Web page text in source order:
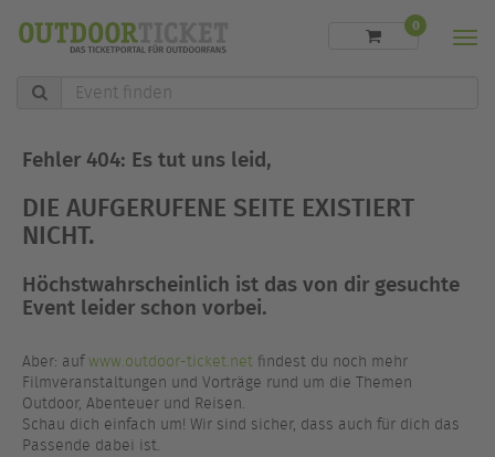
Event
finden
0
Fehler 404: Es tut uns leid,
DIE AUFGERUFENE SEITE EXISTIERT
NICHT.
Höchstwahrscheinlich ist das von dir gesuchte
Event leider schon vorbei.
Aber: aufwww.outdoor-ticket.net findest du noch mehr
Filmveranstaltungen und Vorträge rund um die Themen
Outdoor, Abenteuer und Reisen.
Schau dich einfach um! Wir sind sicher, dass auch für dich das
Passende dabei ist.